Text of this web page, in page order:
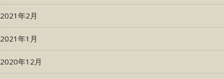
2021年2月
2021年1月
2020年12月